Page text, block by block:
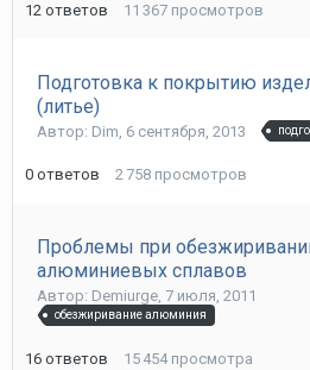
12 ответов 11 367 просмотров
Подготовка к покрытию
(литье)
Автор: Dim, 6 сентября, 2013
0 ответов 2 758 просмотров
Проблемы при
алюминиевых сплавов
Автор: Demiurge, 7 июля, 2011
обезжиривание алюминия
16 ответов 15 454 просмотра